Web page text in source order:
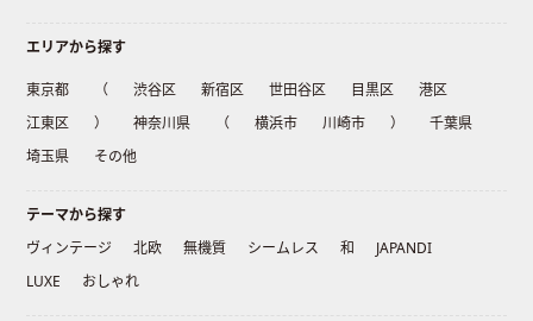
エリアから探す
東京都 （ 渋谷区 新宿区 世田谷区 目黒区
港区
江東区
） 神奈川県 （ 横浜市 川崎市 ）
千葉県
埼玉県
その他
テーマから探す
ヴィンテージ
北欧 無機質 シームレス 和
JAPANDI
LUXE
おしゃれ